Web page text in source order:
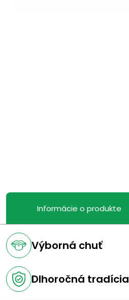
Informácie o produkte
Výborná chuť
Dlhoročná tradícia